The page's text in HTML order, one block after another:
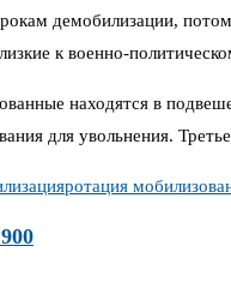
демобилизации,
к военно-
находятся в
для увольнения.
ротация